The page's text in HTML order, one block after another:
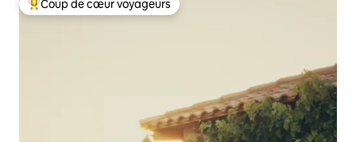
Coups de cœur voyageurs les plus appréciés
Coup de cœur voyageurs